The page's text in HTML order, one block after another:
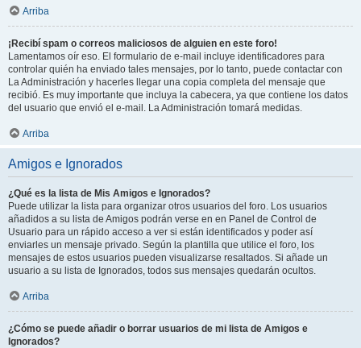
Arriba
¡Recibí spam o correos maliciosos de alguien en este foro!
Lamentamos oír eso. El formulario de e-mail incluye identificadores para
controlar quién ha enviado tales mensajes, por lo tanto, puede contactar con
La Administración y hacerles llegar una copia completa del mensaje que
recibió. Es muy importante que incluya la cabecera, ya que contiene los datos
del usuario que envió el e-mail. La Administración tomará medidas.
Arriba
Amigos e Ignorados
¿Qué es la lista de Mis Amigos e Ignorados?
Puede utilizar la lista para organizar otros usuarios del foro. Los usuarios
añadidos a su lista de Amigos podrán verse en en Panel de Control de
Usuario para un rápido acceso a ver si están identificados y poder así
enviarles un mensaje privado. Según la plantilla que utilice el foro, los
mensajes de estos usuarios pueden visualizarse resaltados. Si añade un
usuario a su lista de Ignorados, todos sus mensajes quedarán ocultos.
Arriba
¿Cómo se puede añadir o borrar usuarios de mi lista de Amigos e
Ignorados?